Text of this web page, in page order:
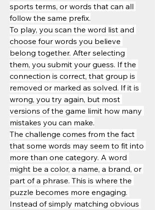
sports terms, or words that can all
follow the same prefix.
To play, you scan the word list and
choose four words you believe
belong together. After selecting
them, you submit your guess. If the
connection is correct, that group is
removed or marked as solved. If it is
wrong, you try again, but most
versions of the game limit how many
mistakes you can make.
The challenge comes from the fact
that some words may seem to fit into
more than one category. A word
might be a color, a name, a brand, or
part of a phrase. This is where the
puzzle becomes more engaging.
Instead of simply matching obvious